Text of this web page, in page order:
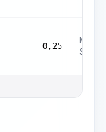
0,25
Std.